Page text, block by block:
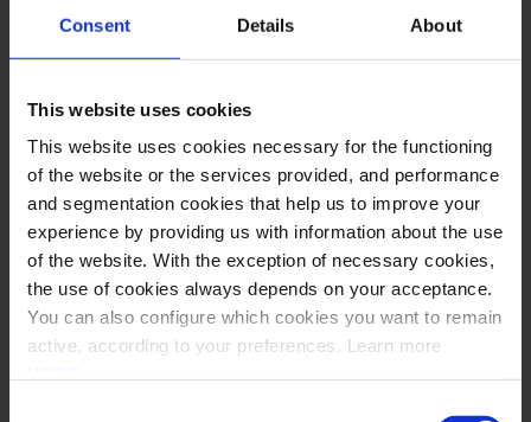
Consent Details About
This website uses cookies
This website uses cookies necessary for the functioning
of the website or the services provided, and performance
and segmentation cookies that help us to improve your
experience by providing us with information about the use
of the website. With the exception of necessary cookies,
the use of cookies always depends on your acceptance.
You can also configure which cookies you want to remain
active, according to your preferences. Learn more
Outros posts